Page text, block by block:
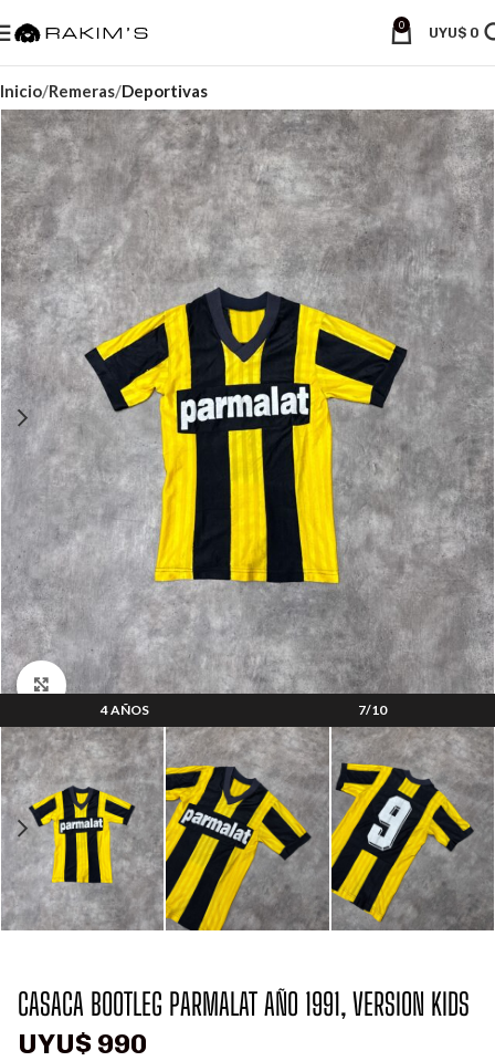
0 UYU$ 0
Inicio Remeras Deportivas
4 AÑOS 7/10
Clic para ampliar
CASACA BOOTLEG PARMALAT AÑO 1991, VERSION KIDS
UYU$ 990